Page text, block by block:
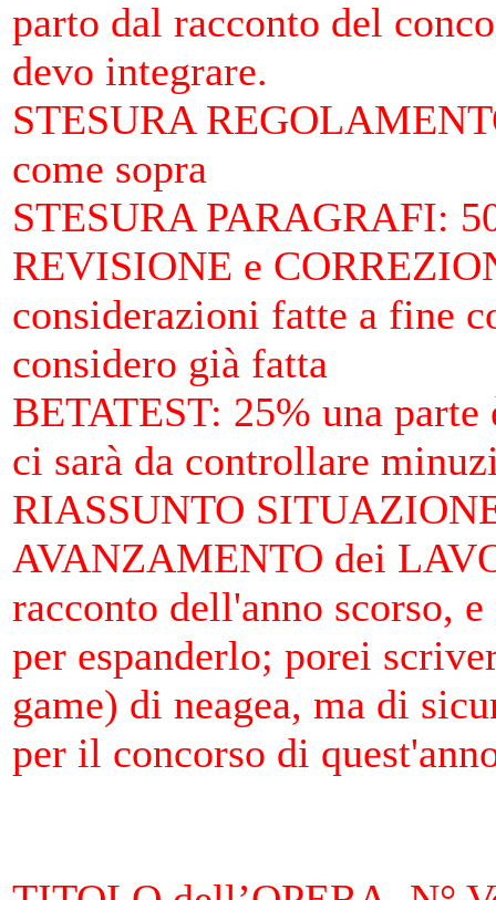
parto dal racconto del
devo integrare.
STESURA
come sopra
STESURA PARAGRAFI:
REVISIONE e
considerazioni fatte a fine
considero già fatta
BETATEST: 25% una parte
ci sarà da controllare
RIASSUNTO
AVANZAMENTO dei
racconto dell'anno scorso,
per espanderlo; porei
game) di neagea, ma di
per il concorso di